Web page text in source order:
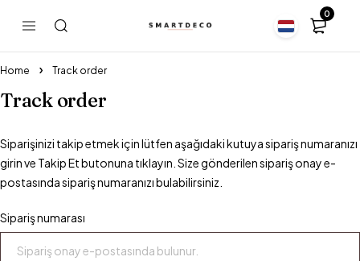
0
Home Track order
Track order
Siparişinizi takip etmek için lütfen aşağıdaki kutuya sipariş numaranızı
girin ve Takip Et butonuna tıklayın. Size gönderilen sipariş onay e-
postasında sipariş numaranızı bulabilirsiniz.
Sipariş numarası